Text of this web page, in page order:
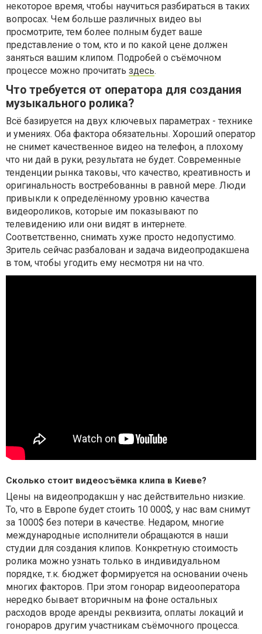
некоторое время, чтобы научиться разбираться в таких
вопросах. Чем больше различных видео вы
просмотрите, тем более полным будет ваше
представление о том, кто и по какой цене должен
заняться вашим клипом. Подробей о съёмочном
процессе можно прочитать здесь.
Что требуется от оператора для создания
музыкального ролика?
Всё базируется на двух ключевых параметрах - технике
и умениях. Оба фактора обязательны. Хороший оператор
не снимет качественное видео на телефон, а плохому
что ни дай в руки, результата не будет. Современные
тенденции рынка таковы, что качество, креативность и
оригинальность востребованны в равной мере. Люди
привыкли к определённому уровню качества
видеороликов, которые им показывают по
телевидению или они видят в интернете.
Соответственно, снимать хуже просто недопустимо.
Зритель сейчас разбалован и задача видеопродакшена
в том, чтобы угодить ему несмотря ни на что.
Сколько стоит видеосъёмка клипа в Киеве?
Цены на видеопродакшн у нас действительно низкие.
То, что в Европе будет стоить 10 000$, у нас вам снимут
за 1000$ без потери в качестве. Недаром, многие
международные исполнители обращаются в наши
студии для создания клипов. Конкретную стоимость
ролика можно узнать только в индивидуальном
порядке, т.к. бюджет формируется на основании очень
многих факторов. При этом гонорар видеооператора
нередко бывает вторичным на фоне остальных
расходов вроде аренды реквизита, оплаты локаций и
гонораров другим участникам съёмочного процесса.